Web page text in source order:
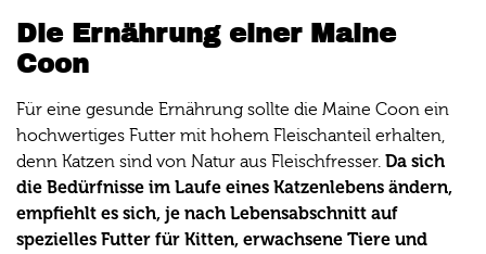
Die Ernährung einer Maine
Coon
Für eine gesunde Ernährung sollte die Maine Coon ein
hochwertiges Futter mit hohem Fleischanteil erhalten,
denn Katzen sind von Natur aus Fleischfresser. Da sich
die Bedürfnisse im Laufe eines Katzenlebens ändern,
empfiehlt es sich, je nach Lebensabschnitt auf
spezielles Futter für Kitten, erwachsene Tiere und